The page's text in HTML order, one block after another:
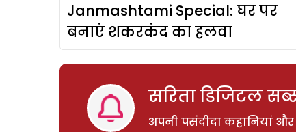
Janmashtami Special: घर पर
बनाएं शकरकंद का हलवा
सरिता डिजिटल
अपनी पसंदीदा कहानियां